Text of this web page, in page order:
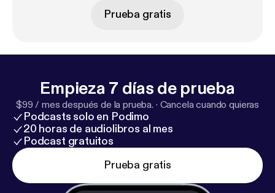
Prueba gratis
Empieza 7 días de prueba
$99 / mes después de la prueba. · Cancela cuando quieras
Podcasts solo en Podimo
20 horas de audiolibros al mes
Podcast gratuitos
Prueba gratis